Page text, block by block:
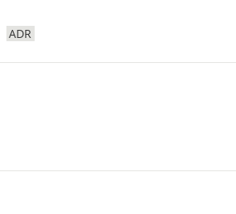
ADR